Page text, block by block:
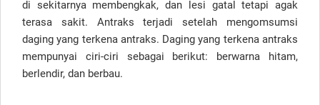
di sekitarnya membengkak, dan lesi gatal tetapi agak
terasa sakit. Antraks terjadi setelah mengomsumsi
daging yang terkena antraks. Daging yang terkena antraks
mempunyai ciri-ciri sebagai berikut: berwarna hitam,
berlendir, dan berbau.